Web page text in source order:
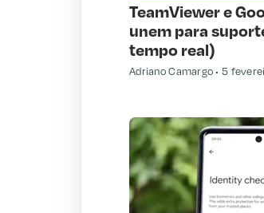
TeamViewer e
unem para
tempo real)
Adriano Camargo 5